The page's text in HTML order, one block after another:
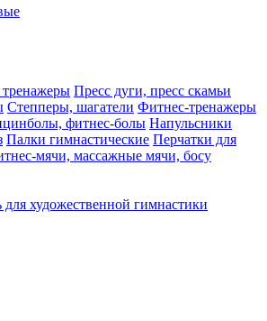
тренажеры Пресс дуги, пресс скамьи
Степперы, шагатели Фитнес-тренажеры
фитнес-болы Напульсники
Палки гимнастические Перчатки для
мячи, массажные мячи, босу
для художественной гимнастики